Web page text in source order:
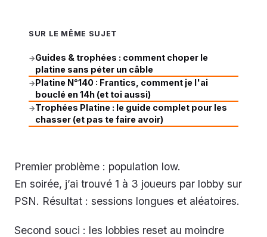
SUR LE MÊME SUJET
→Guides & trophées : comment choper le
platine sans péter un câble
→Platine N°140 : Frantics, comment je l'ai
bouclé en 14h (et toi aussi)
→Trophées Platine : le guide complet pour les
chasser (et pas te faire avoir)
Premier problème : population low.
En soirée, j’ai trouvé 1 à 3 joueurs par lobby sur
PSN. Résultat : sessions longues et aléatoires.
Second souci : les lobbies reset au moindre